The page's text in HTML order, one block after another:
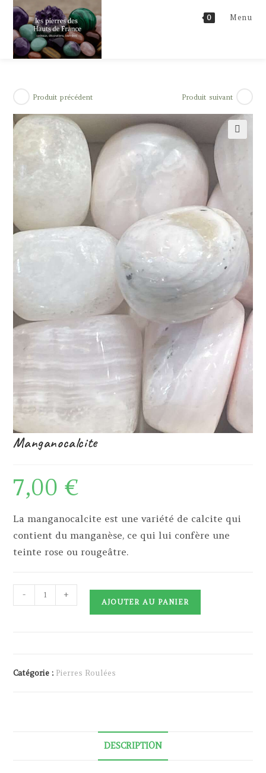
Skip
content
0 Menu
Produit précédent Produit suivant
Manganocalcite
7,00€
La manganocalcite est une variété de calcite qui
contient du manganèse, ce qui lui confère une
teinte rose ou rougeâtre.
quantité
de
- +
AJOUTER AU PANIER
Catégorie : Pierres Roulées
DESCRIPTION